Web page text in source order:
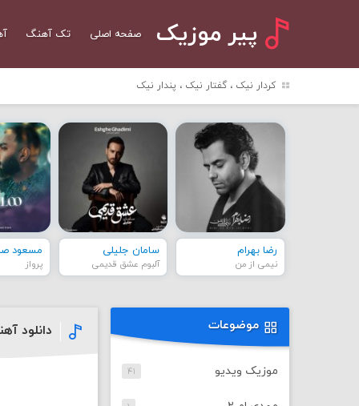
پیر موزیک صفحه اصلی تک آهنگ
کردار نیک ، گفتار نیک ، پندار نیک
رضا بهرام
نیمی از من
سامان جلیلی
آلبوم عشق قدیمی
مسعود
پرواز
دانلود موضوعات
موزیک ویدیو ۴۱